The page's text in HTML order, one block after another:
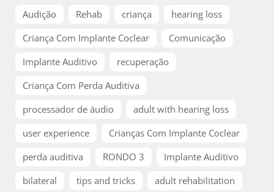
Audição
Rehab criança
hearing loss
Criança Com Implante Coclear
Comunicação
Implante Auditivo
recuperação
Criança Com Perda Auditiva
processador de áudio
adult with hearing loss
user experience
Crianças Com Implante Coclear
perda auditiva
RONDO 3
Implante Auditivo
bilateral
tips and tricks
adult rehabilitation